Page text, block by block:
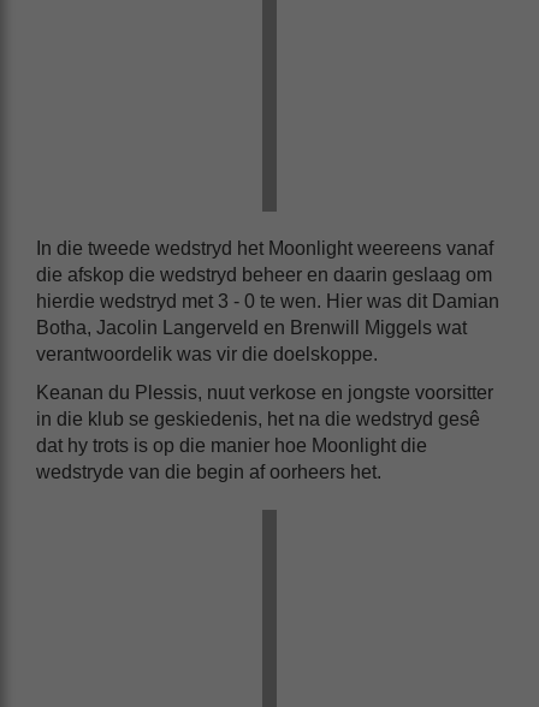
In die tweede wedstryd het Moonlight weereens vanaf
die afskop die wedstryd beheer en daarin geslaag om
hierdie wedstryd met 3 - 0 te wen. Hier was dit Damian
Botha, Jacolin Langerveld en Brenwill Miggels wat
verantwoordelik was vir die doelskoppe.
Keanan du Plessis, nuut verkose en jongste voorsitter
in die klub se geskiedenis, het na die wedstryd gesê
dat hy trots is op die manier hoe Moonlight die
wedstryde van die begin af oorheers het.